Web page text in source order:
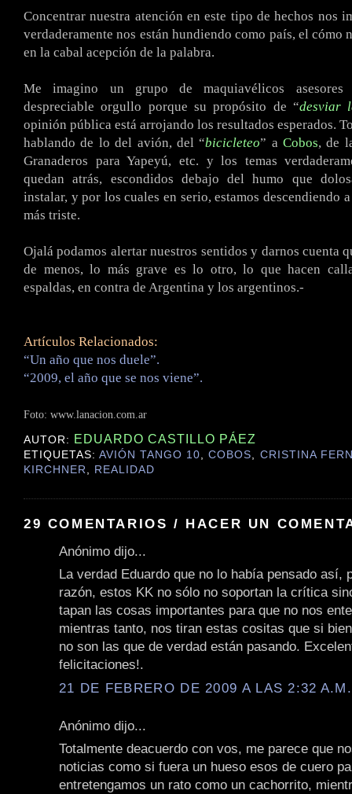
Concentrar nuestra atención en este tipo de hechos nos
verdaderamente nos están hundiendo como país, el cómo
en la cabal acepción de la palabra.
Me imagino un grupo de maquiavélicos asesores
despreciable orgullo porque su propósito de “desviar
opinión pública está arrojando los resultados esperados.
hablando de lo del avión, del “bicicleteo” a Cobos, de
Granaderos para Yapeyú, etc. y los temas
quedan atrás, escondidos debajo del humo que
instalar, y por los cuales en serio, estamos descendiendo
más triste.
Ojalá podamos alertar nuestros sentidos y darnos cuenta
de menos, lo más grave es lo otro, lo que hacen
espaldas, en contra de Argentina y los argentinos.-
Artículos Relacionados:
“Un año que nos duele”.
“2009, el año que se nos viene”.
Foto: www.lanacion.com.ar
AUTOR: EDUARDO CASTILLO PÁEZ
ETIQUETAS:AVIÓN TANGO 10,COBOS, CRISTINA
KIRCHNER, REALIDAD
29 COMENTARIOS / HACER UN
Anónimo dijo...
La verdad Eduardo que no lo había pensado así,
razón, estos KK no sólo no soportan la crítica
tapan las cosas importantes para que no nos
mientras tanto, nos tiran estas cositas que si
no son las que de verdad están pasando.
felicitaciones!.
21 DE FEBRERO DE 2009 A LAS 2:32 A.M.
Anónimo dijo...
Totalmente deacuerdo con vos, me parece que
noticias como si fuera un hueso esos de cuero
entretengamos un rato como un cachorrito,